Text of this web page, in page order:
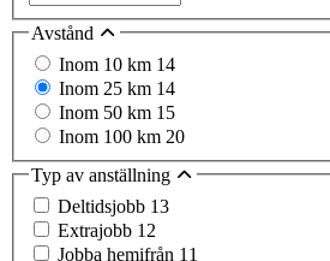
Avstånd
Inom 10 km 14
Inom 25 km 14
Inom 50 km 15
Inom 100 km 20
Typ av anställning
Deltidsjobb 13
Extrajobb 12
Jobba hemifrån 11